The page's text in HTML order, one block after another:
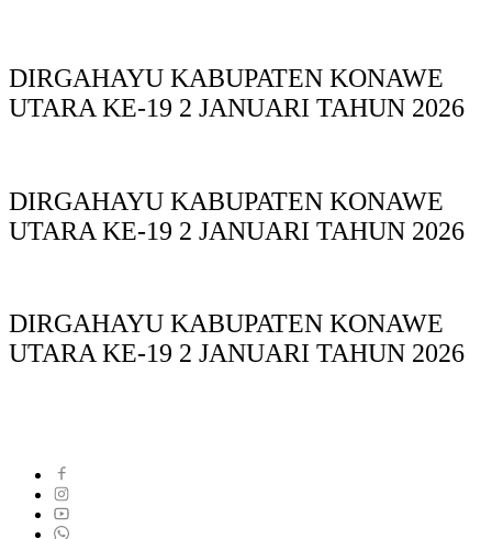
DIRGAHAYU KABUPATEN KONAWE
UTARA KE-19 2 JANUARI TAHUN 2026
DIRGAHAYU KABUPATEN KONAWE
UTARA KE-19 2 JANUARI TAHUN 2026
DIRGAHAYU KABUPATEN KONAWE
UTARA KE-19 2 JANUARI TAHUN 2026